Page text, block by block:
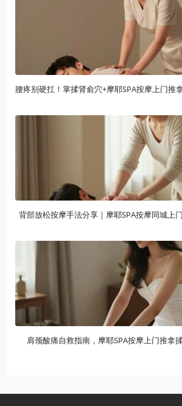
背部放松按摩手法分享｜摩耶SPA按摩同城上
肩颈酸痛自救指南，摩耶SPA按摩上门推拿